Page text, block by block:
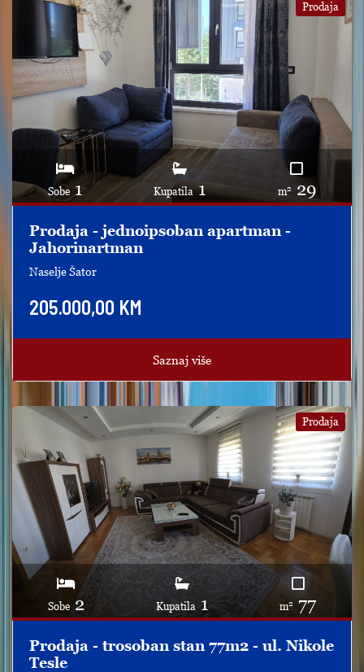
Sobe 1 Kupatila1 m2 29
Prodaja
Prodaja - jednoipsoban apartman -
Jahorinartman
Naselje Šator
205.000,00 KM
Saznaj više
Sobe 2 Kupatila 1 m2 77
Prodaja
Prodaja - trosoban stan 77m2 - ul. Nikole
Tesle